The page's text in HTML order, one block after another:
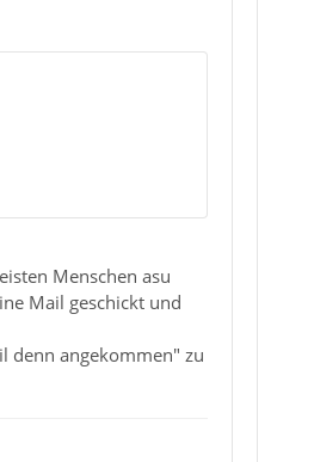
Menschen asu
Mail geschickt und
denn angekommen" zu